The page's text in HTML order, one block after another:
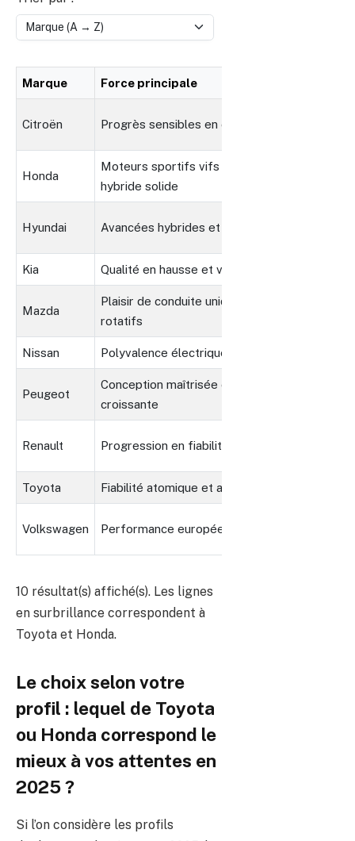
Marque Force principale
Citroën Progrès sensibles en entretien
Honda
Moteurs sportifs vifs et technologie
hybride solide
Hyundai Avancées hybrides et réseau solide
Kia Qualité en hausse et valeur
Mazda
Plaisir de conduite unique et moteurs
rotatifs
Nissan Polyvalence électrique et robustesse
Peugeot
Conception maîtrisée et fiabilité
croissante
Renault Progression en fiabilité
Toyota Fiabilité atomique et avance hybride
Volkswagen Performance européenne classique
10 résultat(s) affiché(s). Les lignes
en surbrillance correspondent à
Toyota et Honda.
Le choix selon votre
profil : lequel de Toyota
ou Honda correspond le
mieux à vos attentes en
2025 ?
Si l’on considère les profils